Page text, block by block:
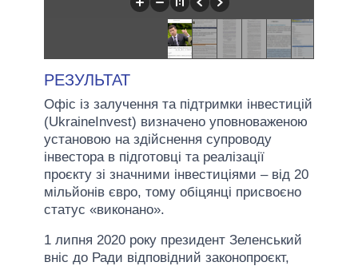
РЕЗУЛЬТАТ
Офіс із залучення та підтримки інвестицій
(UkraineInvest) визначено уповноваженою
установою на здійснення супроводу
інвестора в підготовці та реалізації
проєкту зі значними інвестиціями – від 20
мільйонів євро, тому обіцянці присвоєно
статус «виконано».
1 липня 2020 року президент Зеленський
вніс до Ради відповідний законопроєкт,